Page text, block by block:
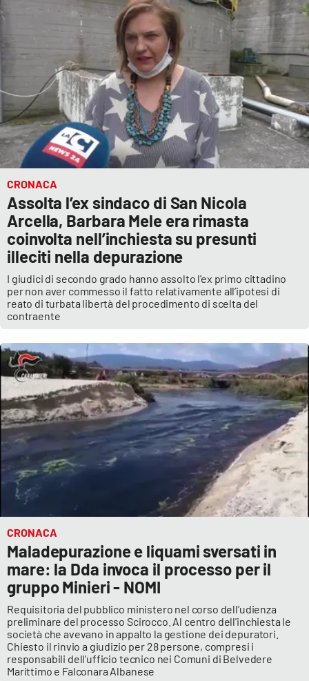
CRONACA
Assolta l’ex sindaco di San Nicola
Arcella, Barbara Mele era rimasta
coinvolta nell’inchiesta su presunti
illeciti nella depurazione
I giudici di secondo grado hanno assolto l'ex primo cittadino
per non aver commesso il fatto relativamente all’ipotesi di
reato di turbata libertà del procedimento di scelta del
contraente
CRONACA
Maladepurazione e liquami sversati in
mare: la Dda invoca il processo per il
gruppo Minieri - NOMI
Requisitoria del pubblico ministero nel corso dell’udienza
preliminare del processo Scirocco. Al centro dell'inchiesta le
società che avevano in appalto la gestione dei depuratori.
Chiesto il rinvio a giudizio per 28 persone, compresi i
responsabili dell’ufficio tecnico nei Comuni di Belvedere
Marittimo e Falconara Albanese